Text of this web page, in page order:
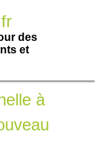
des
et
à